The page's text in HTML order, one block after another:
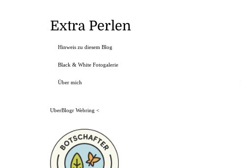
Extra Perlen
Hinweis zu diesem Blog
Black & White Fotogalerie
Über mich
UberBlogr Webring <